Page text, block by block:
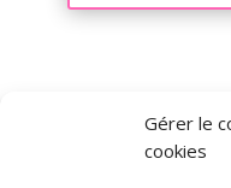
Gérer le
cookies